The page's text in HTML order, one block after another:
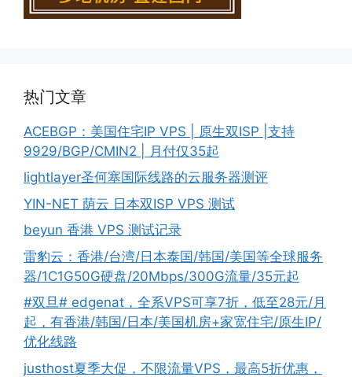
热门文章
ACEBGP：美国住宅IP VPS | 原生双ISP |支持
9929/BGP/CMIN2 | 月付仅35起
lightlayer圣何塞国际线路的云服务器测评
YIN-NET 荫云 日本双ISP VPS 测试
beyun 香港 VPS 测试记录
雷豹云：香港/台湾/日本泰国/韩国/美国等全球服务
器/1C1G50G硬盘/20Mbps/300G流量/35元起
#双旦# edgenat，全系VPS可享7折，低至28元/月
起，有香港/韩国/日本/美国机房+家宽住宅/原生IP/
优化线路
justhost夏季大促，不限流量VPS，最高5折优惠，